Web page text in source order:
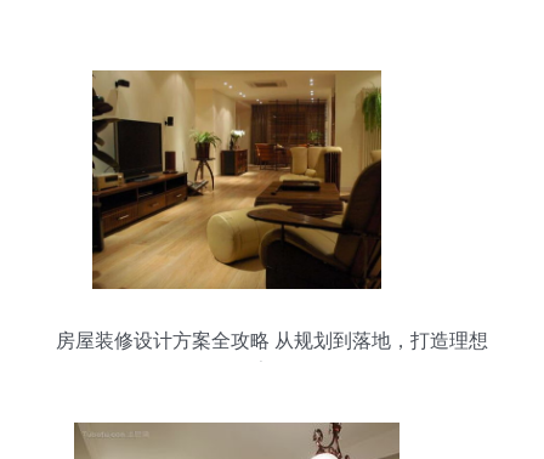
房屋装修设计方案全攻略 从规划到落地，打造理想